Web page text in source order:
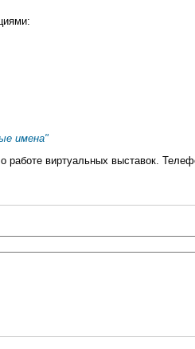
имена"
виртуальных выставок.